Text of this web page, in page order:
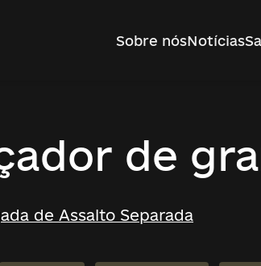
Sobre nósNotícias
de
de Assalto Separada